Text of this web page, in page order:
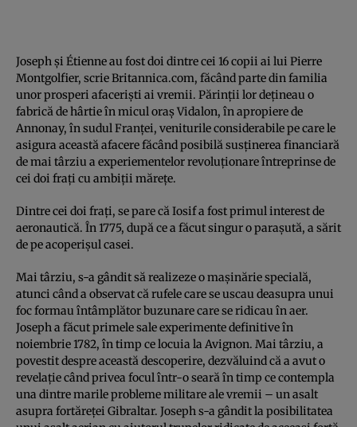
Joseph și Étienne au fost doi dintre cei 16 copii ai lui Pierre
Montgolfier, scrie Britannica.com, făcând parte din familia
unor prosperi afaceriști ai vremii. Părinții lor dețineau o
fabrică de hârtie în micul oraș Vidalon, în apropiere de
Annonay, în sudul Franței, veniturile considerabile pe care le
asigura această afacere făcând posibilă susținerea financiară
de mai târziu a experiementelor revoluționare întreprinse de
cei doi frați cu ambiții mărețe.
Dintre cei doi frați, se pare că Iosif a fost primul interest de
aeronautică. În 1775, după ce a făcut singur o parașută, a sărit
de pe acoperișul casei.
Mai târziu, s-a gândit să realizeze o mașinărie specială,
atunci când a observat că rufele care se uscau deasupra unui
foc formau întâmplător buzunare care se ridicau în aer.
Joseph a făcut primele sale experimente definitive în
noiembrie 1782, în timp ce locuia la Avignon. Mai târziu, a
povestit despre această descoperire, dezvăluind că a avut o
revelație când privea focul într-o seară în timp ce contempla
una dintre marile probleme militare ale vremii – un asalt
asupra fortăreței Gibraltar. Joseph s-a gândit la posibilitatea